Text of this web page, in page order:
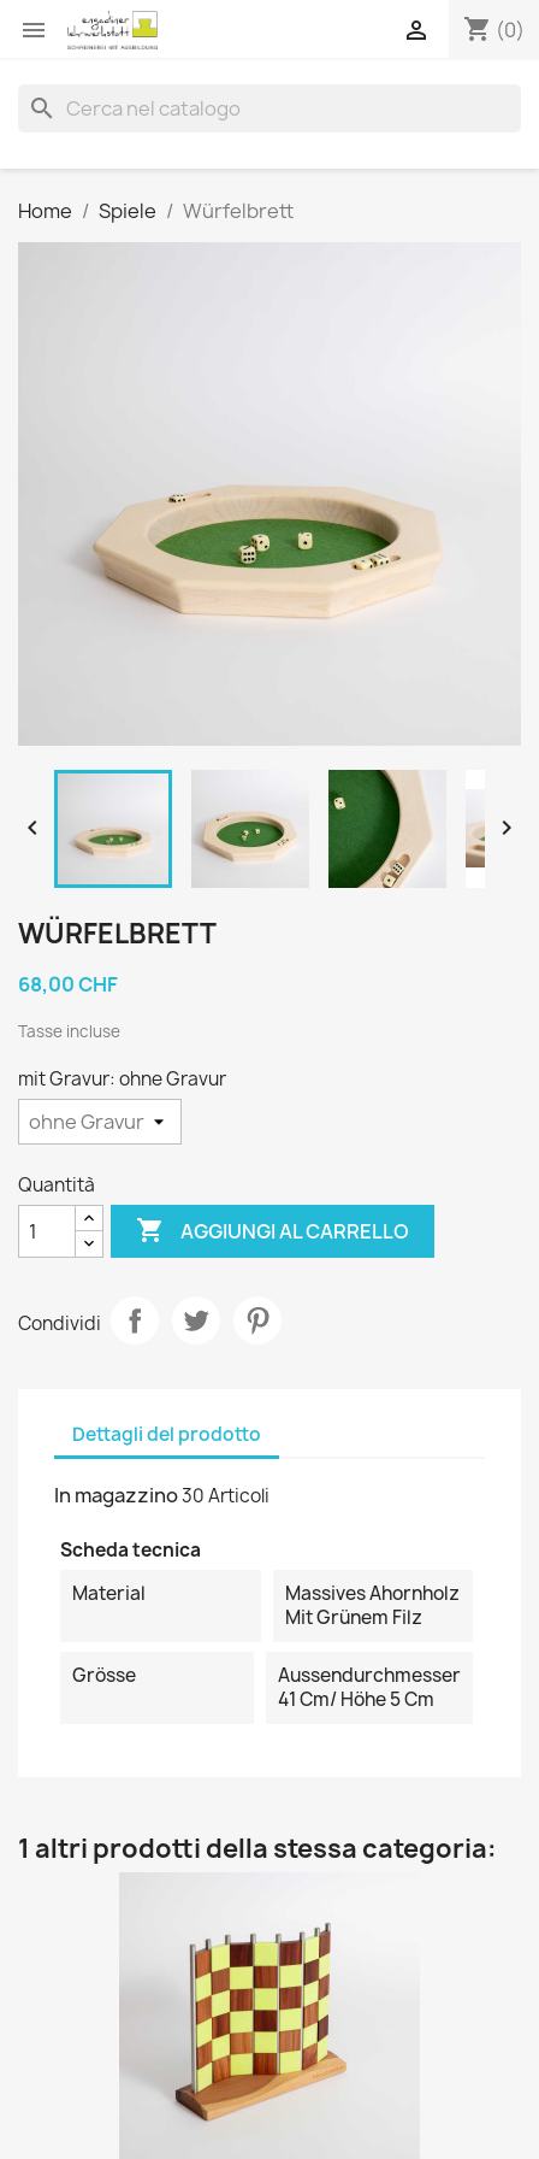
 shopping_cart (0)

search
Home Spiele Würfelbrett
 
WÜRFELBRETT
68,00 CHF
Tasse incluse
mit Gravur: ohne Gravur
Quantità
 AGGIUNGI AL CARRELLO
Condividi
Dettagli del prodotto
In magazzino30 Articoli
Scheda tecnica
Material
Massives Ahornholz
Mit Grünem Filz
Grösse
Aussendurchmesser
41 Cm/ Höhe 5 Cm
1 altri prodotti della stessa categoria: